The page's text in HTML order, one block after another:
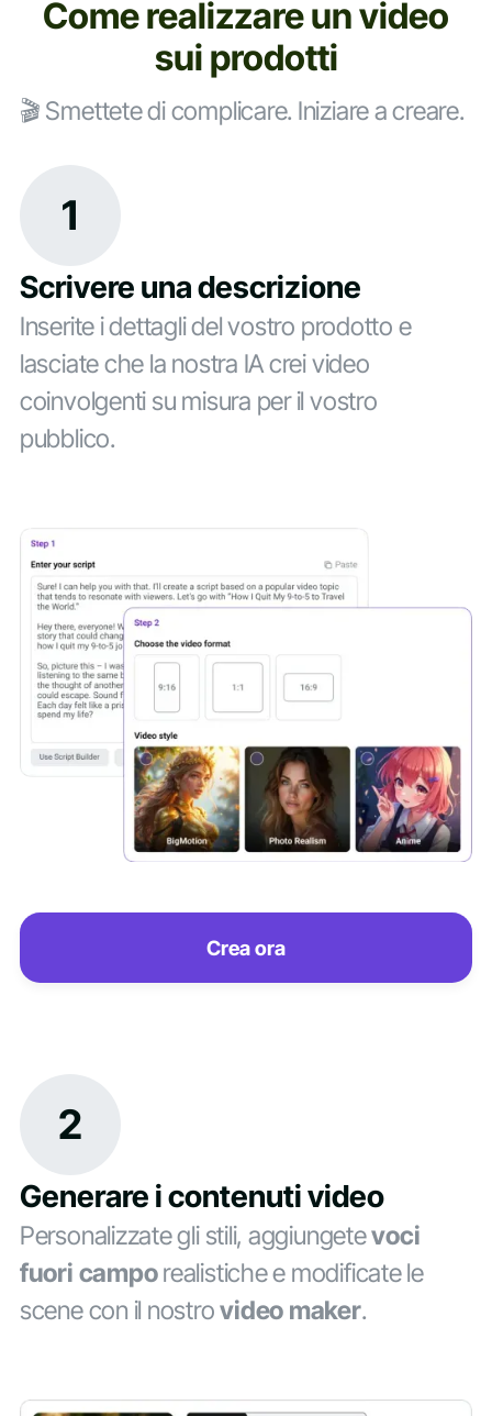
Come realizzare un video
sui prodotti
🎬 Smettete di complicare. Iniziare a creare.
1
Scrivere una descrizione
Inserite i dettagli del vostro prodotto e
lasciate che la nostra IA crei video
coinvolgenti su misura per il vostro
pubblico.
Crea ora
2
Generare i contenuti video
Personalizzate gli stili, aggiungetevoci
fuori camporealistiche e modificate le
scene con il nostrovideo maker.